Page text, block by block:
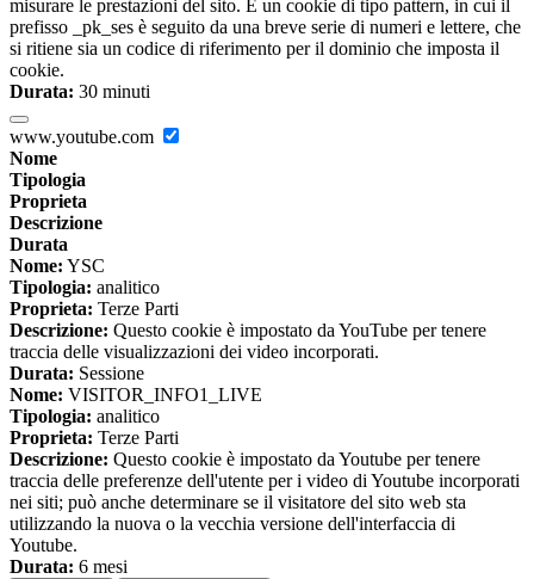
misurare le prestazioni del sito. È un cookie di tipo pattern, in cui il
prefisso _pk_ses è seguito da una breve serie di numeri e lettere, che
si ritiene sia un codice di riferimento per il dominio che imposta il
cookie.
Durata: 30 minuti
www.youtube.com
Nome
Tipologia
Proprieta
Descrizione
Durata
Nome: YSC
Tipologia: analitico
Proprieta: Terze Parti
Descrizione: Questo cookie è impostato da YouTube per tenere
traccia delle visualizzazioni dei video incorporati.
Durata: Sessione
Nome: VISITOR_INFO1_LIVE
Tipologia: analitico
Proprieta: Terze Parti
Descrizione: Questo cookie è impostato da Youtube per tenere
traccia delle preferenze dell'utente per i video di Youtube incorporati
nei siti; può anche determinare se il visitatore del sito web sta
utilizzando la nuova o la vecchia versione dell'interfaccia di
Youtube.
Durata: 6 mesi